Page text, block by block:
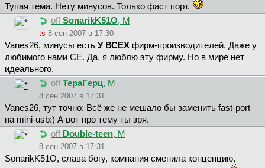
Тупая тема. Нету минусов. Только фаст порт.
off SonarikK51O, М
ts 8 сен 2007 в 17:30
Vanes26, минусы есть У ВСЕХ фирм-производителей. Даже у
любимого нами СЕ. Да, я люблю эту фирму. Но в мире нет
идеального.
off TepaГepц, М
8 сен 2007 в 17:31
Vanes26, тут точно: Всё же не мешало бы заменить fast-port
на mini-usb:) А вот про тему ты зря.
off Double-teen, М
8 сен 2007 в 17:31
SonarikK51O, слава богу, компания сменила концепцию,